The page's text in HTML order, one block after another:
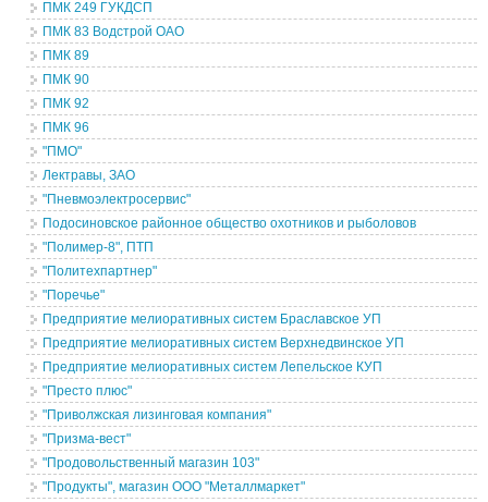
ПМК 249 ГУКДСП
ПМК 83 Водстрой ОАО
ПМК 89
ПМК 90
ПМК 92
ПМК 96
"ПМО"
Лектравы, ЗАО
"Пневмоэлектросервис"
Подосиновское районное общество охотников и рыболовов
"Полимер-8", ПТП
"Политехпартнер"
"Поречье"
Предприятие мелиоративных систем Браславское УП
Предприятие мелиоративных систем Верхнедвинское УП
Предприятие мелиоративных систем Лепельское КУП
"Престо плюс"
"Приволжская лизинговая компания"
"Призма-вест"
"Продовольственный магазин 103"
"Продукты", магазин ООО "Металлмаркет"